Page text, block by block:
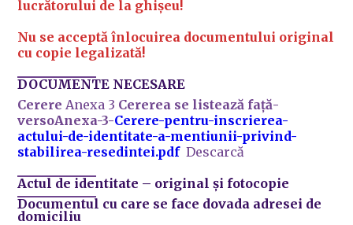
lucrătorului de la ghișeu!
Nu se acceptă înlocuirea documentului original
cu copie legalizată!
DOCUMENTE NECESARE
Cerere Anexa 3 Cererea se listează față-
versoAnexa-3-Cerere-pentru-inscrierea-
actului-de-identitate-a-mentiunii-privind-
stabilirea-resedintei.pdfDescarcă
Actul de identitate – original și fotocopie
Documentul cu care se face dovada adresei de
domiciliu